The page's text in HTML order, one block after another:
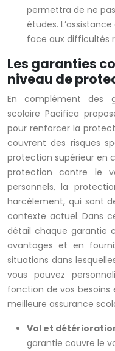
permettra de ne
études.
face aux difficultés
Les garanties
niveau de
En complément des
scolaire Pacifica
pour renforcer la
couvrent des risques
protection supérieur en
protection contre le
personnels, la
harcèlement, qui sont
contexte actuel. Dans
détail chaque garantie
avantages et en
situations dans
vous pouvez
fonction de vos
meilleure assurance
Vol et
garantie couvre le